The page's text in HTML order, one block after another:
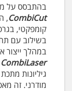
בהתבסס על
CombiCut
,
קומפקטי,
בשילוב עם
במהלך ייצור
CombiLaser
גיליונות
מודרני. זה